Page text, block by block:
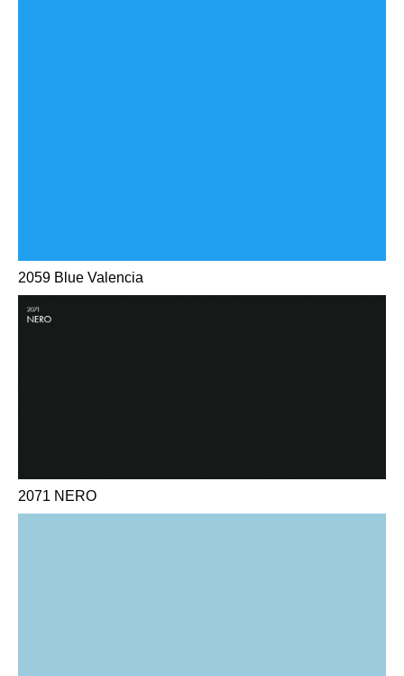
2059 Blue Valencia
2071 NERO